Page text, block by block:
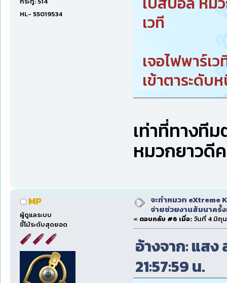
HL- 55019534
เวที
เจอไฟพาร์เ
เข้าตาระดับ
เท่าที่ทางที
หมวกยาวดี
MP
ผู้ดูแลระบบ
ขี้โม้ระดับสุดยอด
จะทำหมวก eXtreme
จ่ายช่วยงานสัมนาครั้
« ตอบกลับ #6 เมื่อ: วันที่ 4 มิถุน
อ้างจาก: แส
21:57:59 น.